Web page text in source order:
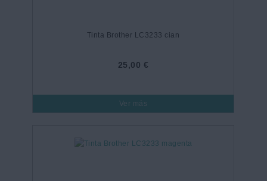
Tinta Brother LC3233 cian
25,00 €
Ver más